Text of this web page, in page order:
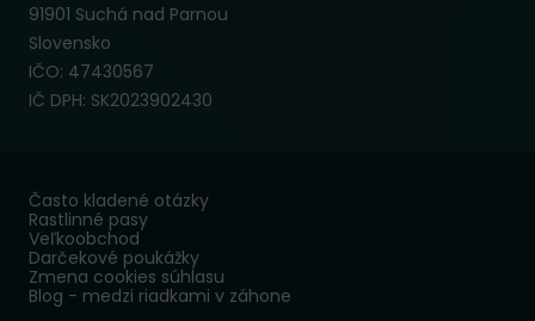
91901 Suchá nad Parnou
Slovensko
IČO: 47430567
IČ DPH: SK2023902430
Často kladené otázky
Rastlinné pasy
Veľkoobchod
Darčekové poukážky
Zmena cookies súhlasu
Blog - medzi riadkami v záhone